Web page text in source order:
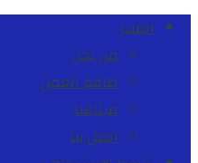
المنبر
من نحن
طاقم العمل
ميثاقنا
اتصل بنا